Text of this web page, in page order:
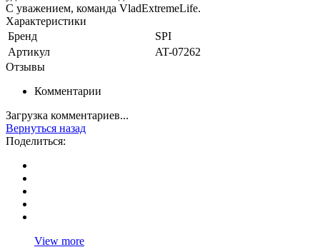
С уважением, команда VladExtremeLife.
Характеристики
Бренд
SPI
Артикул
AT-07262
Отзывы
Комментарии
Загрузка комментариев...
Вернуться назад
Поделиться:
View more